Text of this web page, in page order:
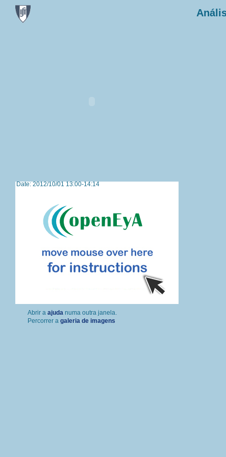
Date: 2012/10/01 13:00-14:14
Percorrer a galeria de imagens